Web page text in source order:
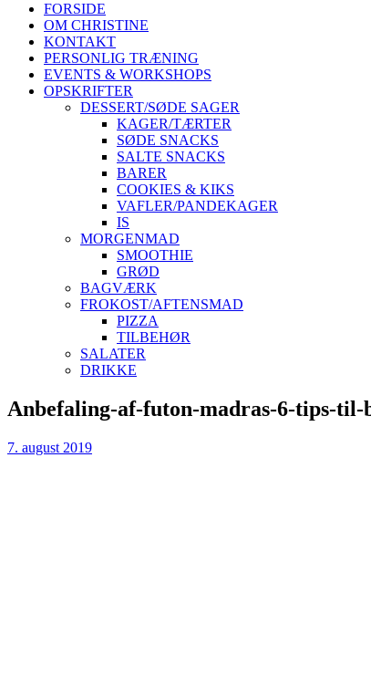
FORSIDE
OM CHRISTINE
KONTAKT
PERSONLIG TRÆNING
EVENTS & WORKSHOPS
OPSKRIFTER
DESSERT/SØDE SAGER
KAGER/TÆRTER
SØDE SNACKS
SALTE SNACKS
BARER
COOKIES & KIKS
VAFLER/PANDEKAGER
IS
MORGENMAD
SMOOTHIE
GRØD
BAGVÆRK
FROKOST/AFTENSMAD
PIZZA
TILBEHØR
SALATER
DRIKKE
Skip
to
Anbefaling-af-futon-madras-6-tips-til-
7. august 2019